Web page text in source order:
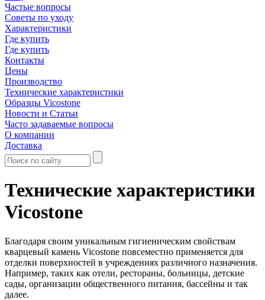
Частые вопросы
Советы по уходу
Характеристики
Где купить
Где купить
Контакты
Цены
Производство
Технические характеристики
Образцы Vicostone
Новости и Статьи
Часто задаваемые вопросы
О компании
Доставка
Технические характеристики
Vicostone
Благодаря своим уникальным гигиеническим свойствам
кварцевый камень Vicostone повсеместно применяется для
отделки поверхностей в учреждениях различного назначения.
Например, таких как отели, рестораны, больницы, детские
сады, организации общественного питания, бассейны и так
далее.